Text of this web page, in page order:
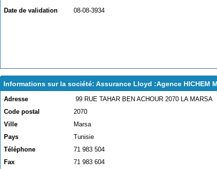
Date de validation
08-08-3934
Informations sur la société: Assurance Lloyd :Agence HICHEM
Adresse
99 RUE TAHAR BEN ACHOUR 2070 LA MARSA
Code postal
2070
Ville
Marsa
Pays
Tunisie
Téléphone
71 983 504
Fax
71 983 604